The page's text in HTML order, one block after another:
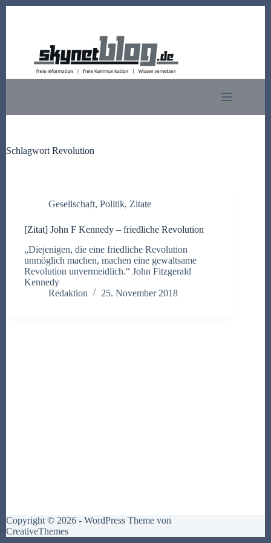
Schlagwort Revolution
Gesellschaft, Politik, Zitate
[Zitat] John F Kennedy – friedliche Revolution
„Diejenigen, die eine friedliche Revolution
unmöglich machen, machen eine gewaltsame
Revolution unvermeidlich.“ John Fitzgerald
Kennedy
Redaktion
25. November 2018
Copyright © 2026 - WordPress Theme von
CreativeThemes